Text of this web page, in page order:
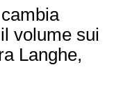
volume sui
Langhe,